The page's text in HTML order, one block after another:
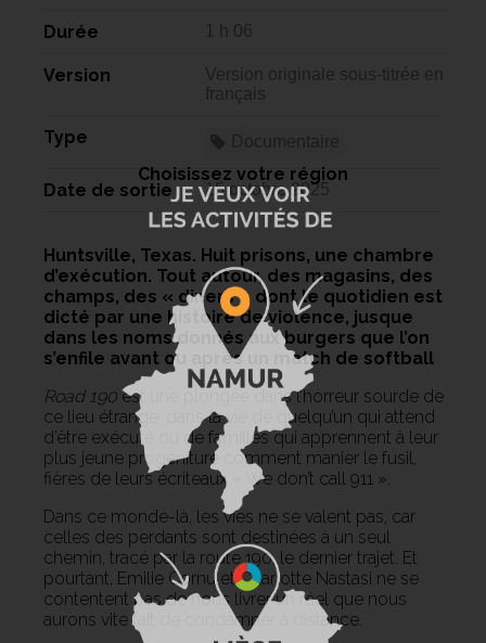
Durée 1 h 06
Version
Version originale sous-titrée en
français
Type
Date de sortie 15 octobre 2025
Huntsville, Texas. Huit prisons, une chambre
d’exécution. Tout autour, des magasins, des
champs, des « diners » dont le quotidien est
dicté par une histoire de violence, jusque
dans les noms donnés aux burgers que l’on
s’enfile avant ou après un match de softball
Road 190 est une plongée dans l’horreur sourde de
ce lieu étrange, dans la vie de quelqu’un qui attend
d’être exécuté ou de familles qui apprennent à leur
plus jeune progéniture comment manier le fusil,
fières de leurs écriteaux « We don’t call 911 ».
Dans ce monde-là, les vies ne se valent pas, car
celles des perdants sont destinées à un seul
chemin, tracé par la route 190, le dernier trajet. Et
pourtant, Emilie Cornu et Charlotte Nastasi ne se
contentent pas de nous livrer un réel que nous
aurons vite fait de condamner à distance.
Choisissez votre région